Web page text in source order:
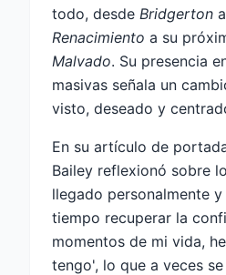
todo, desde Bridgerton a
Renacimiento a su
Malvado. Su presencia
masivas señala un
visto, deseado y
En su artículo de
Bailey reflexionó sobre
llegado personalmente
tiempo recuperar la
momentos de mi vida,
tengo', lo que a veces